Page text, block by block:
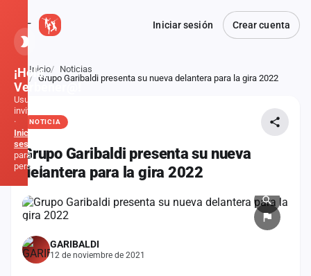
Iniciar sesión Crear cuenta
Atrás
Inicio
Noticias
Grupo Garibaldi presenta su nueva delantera para la gira 2022
NOTICIA
Grupo Garibaldi presenta su nueva
delantera para la gira 2022
GARIBALDI
12 de noviembre de 2021
¡Hola,
Verbener@!
Usuario
invitado
·
Inicia
sesión
para
personalizar
Inicio
Noticias